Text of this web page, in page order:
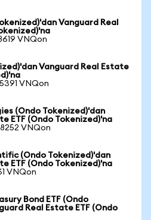
Vanguard Real
VNQon
Vanguard Real Estate
VNQon
(Ondo Tokenized)'dan
ETF (Ondo Tokenized)'na
VNQon
(Ondo Tokenized)'dan
ETF (Ondo Tokenized)'na
VNQon
Bond ETF (Ondo
Real Estate ETF (Ondo